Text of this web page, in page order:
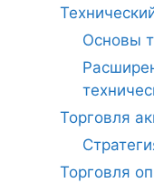
Основы
Торговля
Торговля